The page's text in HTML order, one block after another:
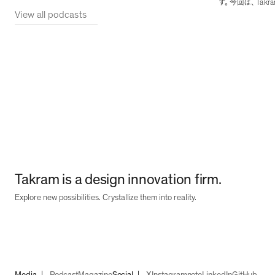
す。 今回は、
View all podcasts
Takram is a design innovation firm.
Explore new possibilities. Crystallize them into reality.